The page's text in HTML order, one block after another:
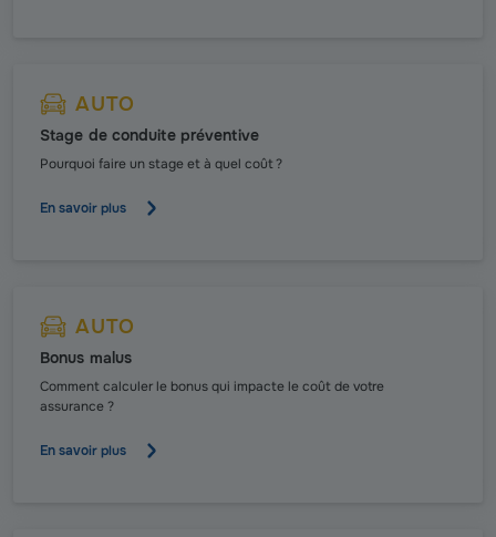
AUTO
Stage de conduite préventive
Pourquoi faire un stage et à quel coût ?
En savoir plus
AUTO
Bonus malus
Comment calculer le bonus qui impacte le coût de votre
assurance ?
En savoir plus